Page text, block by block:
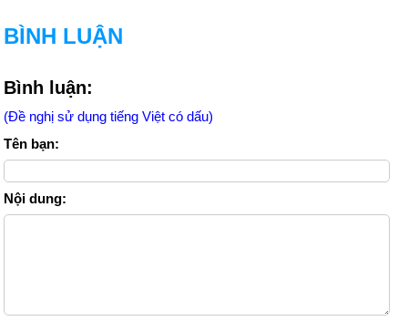
BÌNH LUẬN
Bình luận:
(Đề nghị sử dụng tiếng Việt có dấu)
Tên bạn:
Nội dung: